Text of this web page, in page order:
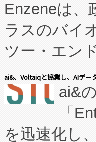
Enzeneは、
ラスのバイ
ツー・エン
表しました
たNeXは、
従来のフェ
ai&、Voltaiqと協業し、AIデー
ai&
「
を迅速化し